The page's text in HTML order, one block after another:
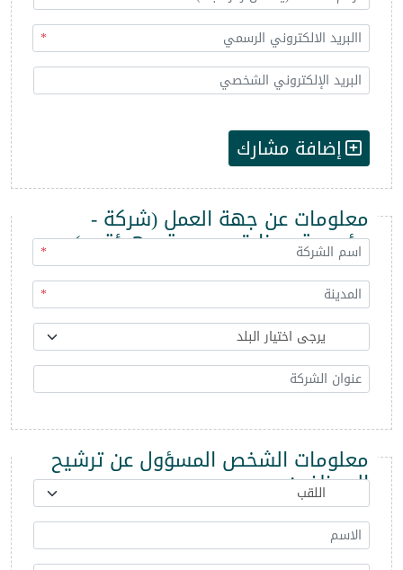
*
إضافة مشارك
معلومات عن جهة العمل (شركة -
مؤسسة - وزارة - مديرية - هيئة ...)
*
*
معلومات الشخص المسؤول عن ترشيح
الموظفين